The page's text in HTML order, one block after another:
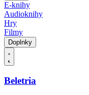
E-knihy
Audioknihy
Hry
Filmy
Doplnky
Beletria